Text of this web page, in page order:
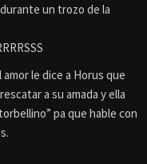
un trozo de la
le dice a Horus que
a su amada y ella
pa que hable con